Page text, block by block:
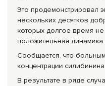
Это продемонстрировал
нескольких десятков
которых долгое время
положительная динамика.
Сообщается, что
концентрации силибинина.
В результате в ряде